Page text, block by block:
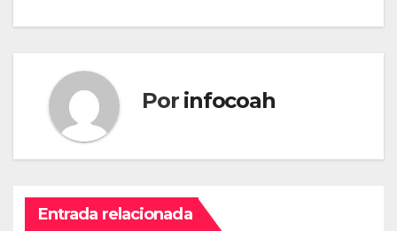
entradas
Por infocoah
Entrada relacionada